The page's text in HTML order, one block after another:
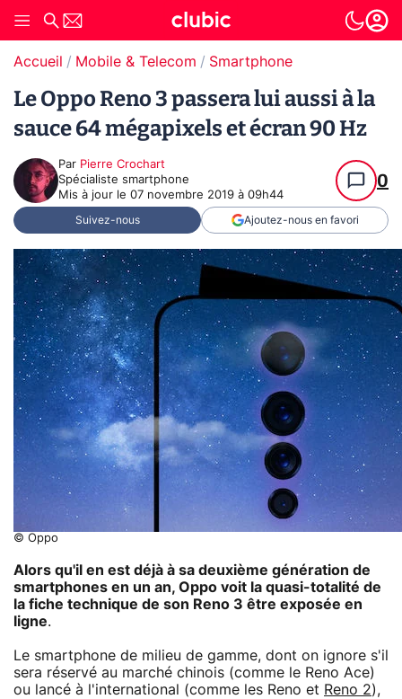
Accueil Mobile & Telecom Smartphone
Le Oppo Reno 3 passera lui aussi à la
sauce 64 mégapixels et écran 90 Hz
Par Pierre Crochart
Spécialiste smartphone
Mis à jour le 07 novembre 2019 à 09h44
0
Suivez-nous Ajoutez-nous en favori
© Oppo
Alors qu'il en est déjà à sa deuxième génération de
smartphones en un an, Oppo voit la quasi-totalité de
la fiche technique de son Reno 3 être exposée en
ligne.
Le smartphone de milieu de gamme, dont on ignore s'il
sera réservé au marché chinois (comme le Reno Ace)
ou lancé à l'international (comme les Reno et Reno 2),